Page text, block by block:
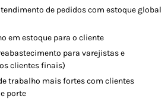
de pedidos com estoque global
em estoque para o cliente
para varejistas e
clientes finais)
trabalho mais fortes com clientes
porte